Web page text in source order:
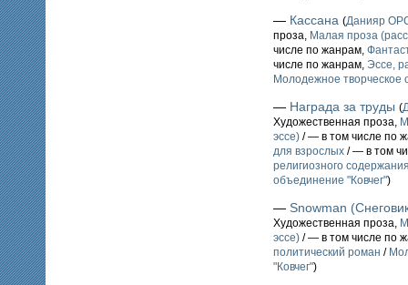
— Кассана (Данияр
проза, Малая проза
числе по жанрам,
числе по жанрам, Эссе,
Молодежное творческое
— Награда за труды (
Художественная проза,
эссе) / — в том числе по
для взрослых / — в том
религиозного
объединение "Ковчег")
— Snowman
Художественная проза,
эссе) / — в том числе по
политический роман /
"Ковчег")